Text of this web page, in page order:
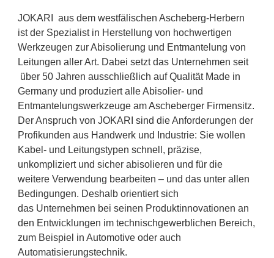
JOKARI aus dem westfälischen Ascheberg-Herbern
ist der Spezialist in Herstellung von hochwertigen
Werkzeugen zur Abisolierung und Entmantelung von
Leitungen aller Art. Dabei setzt das Unternehmen seit
über 50 Jahren ausschließlich auf Qualität Made in
Germany und produziert alle Abisolier- und
Entmantelungswerkzeuge am Ascheberger Firmensitz.
Der Anspruch von JOKARI sind die Anforderungen der
Profikunden aus Handwerk und Industrie: Sie wollen
Kabel- und Leitungstypen schnell, präzise,
unkompliziert und sicher abisolieren und für die
weitere Verwendung bearbeiten – und das unter allen
Bedingungen. Deshalb orientiert sich
das Unternehmen bei seinen Produktinnovationen an
den Entwicklungen im technischgewerblichen Bereich,
zum Beispiel in Automotive oder auch
Automatisierungstechnik.